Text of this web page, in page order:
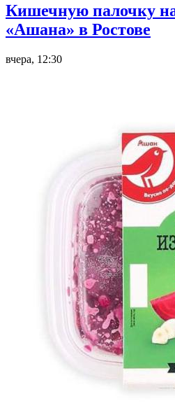
Кишечную палочку
«Ашана» в Ростове
вчера, 12:30